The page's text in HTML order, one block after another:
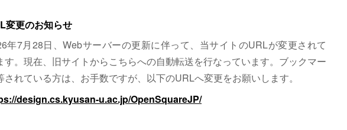
変更のお知らせ
年7月28日、Webサーバーの更新に伴って、当サイトのURLが変更されて
す。現在、旧サイトからこちらへの自動転送を行なっています。ブックマー
されている方は、お手数ですが、以下のURLへ変更をお願いします。
design.cs.kyusan-u.ac.jp/OpenSquareJP/